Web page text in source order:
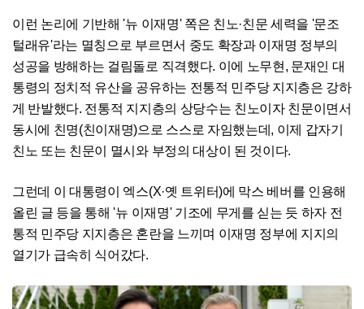
이런 논리에 기반해 '뉴 이재명' 쪽은 친노·친문 세력을 '문조
털래유'라는 멸칭으로 부르면서 중도 확장과 이재명 정부의
성공을 방해하는 걸림돌로 직격했다. 이에 노무현, 문재인 대
통령의 정치적 유산을 공유하는 전통적 민주당 지지층은 강하
게 반발했다. 전통적 지지층의 상당수는 친노이자 친문이면서
동시에 친명(친이재명)으로 스스로 자임했는데, 이제 갑자기
친노 또는 친문이 멸시와 부정의 대상이 된 것이다.
그런데 이 대통령이 엑스(X·옛 트위터)에 막스 베버를 인용해
올린 글 등을 통해 '뉴 이재명' 기조에 무게를 싣는 듯 하자 전
통적 민주당 지지층은 혼란을 느끼며 이재명 정부에 지지의
열기가 급속히 식어갔다.